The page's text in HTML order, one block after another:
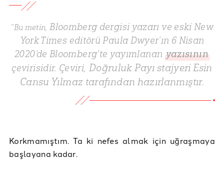
‘’Bu metin, Bloomberg dergisi yazarı ve eski New
York Times editörü Paula Dwyer’ın 6 Nisan
2020’de Bloomberg'te yayımlanan yazısının
çevirisidir. Çeviri, Doğruluk Payı stajyeri Esin
Cansu Yılmaz tarafından hazırlanmıştır.
Korkmamıştım. Ta ki nefes almak için uğraşmaya
başlayana kadar.